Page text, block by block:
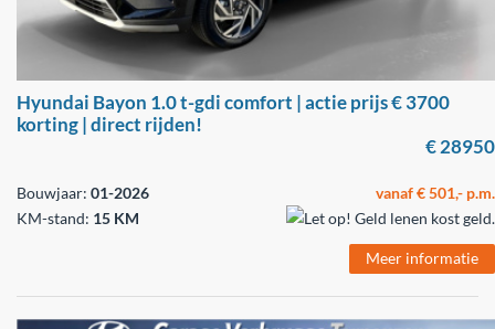
Hyundai Bayon 1.0 t-gdi comfort | actie prijs € 3700
korting | direct rijden!
€ 28950
Bouwjaar: 01-2026
KM-stand: 15 KM
vanaf € 501,- p.m.
Meer informatie